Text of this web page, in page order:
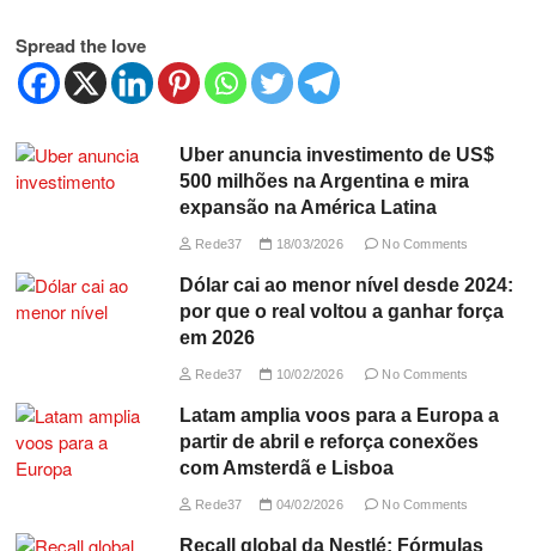
Spread the love
Uber anuncia investimento de US$
500 milhões na Argentina e mira
expansão na América Latina
Rede37 18/03/2026 No Comments
Dólar cai ao menor nível desde 2024:
por que o real voltou a ganhar força
em 2026
Rede37 10/02/2026 No Comments
Latam amplia voos para a Europa a
partir de abril e reforça conexões
com Amsterdã e Lisboa
Rede37 04/02/2026 No Comments
Recall global da Nestlé: Fórmulas